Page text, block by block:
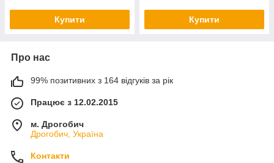
Купити Купити
Про нас
99% позитивних з 164 відгуків за рік
Працює з 12.02.2015
м. Дрогобич
Дрогобич, Україна
Контакти